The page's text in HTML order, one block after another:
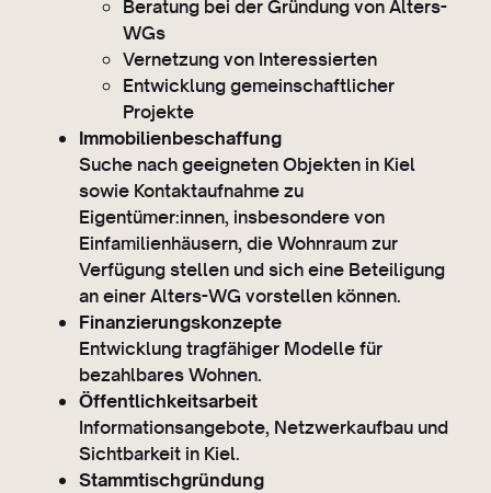
Beratung bei der Gründung von Alters-
WGs
Vernetzung von Interessierten
Entwicklung gemeinschaftlicher
Projekte
Immobilienbeschaffung
Suche nach geeigneten Objekten in Kiel
sowie Kontaktaufnahme zu
Eigentümer:innen, insbesondere von
Einfamilienhäusern, die Wohnraum zur
Verfügung stellen und sich eine Beteiligung
an einer Alters-WG vorstellen können.
Finanzierungskonzepte
Entwicklung tragfähiger Modelle für
bezahlbares Wohnen.
Öffentlichkeitsarbeit
Informationsangebote, Netzwerkaufbau und
Sichtbarkeit in Kiel.
Stammtischgründung